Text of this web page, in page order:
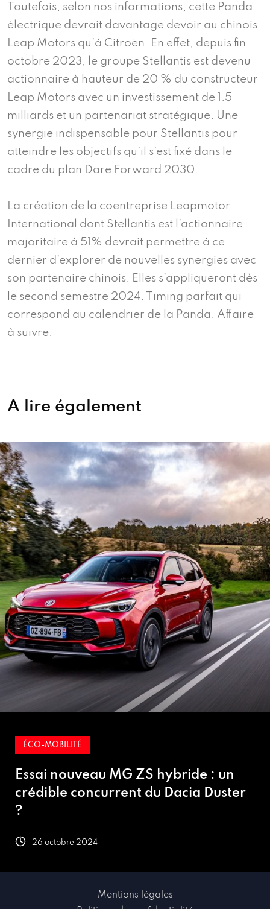
Toutefois, selon nos informations, cette Panda
électrique devrait davantage devoir au chinois
Leap Motors qu’à Citroën. En effet, depuis fin
octobre 2023, le groupe Stellantis est devenu
actionnaire à hauteur de 20 % du constructeur
Leap Motors avec un investissement de 1.5
milliards et un partenariat stratégique. Une
synergie indispensable pour Stellantis pour
atteindre les objectifs qu’il s’est fixé dans le
cadre du plan Dare Forward 2030.
La création de la coentreprise Leapmotor
International dont Stellantis est l’actionnaire
majoritaire à 51% devrait permettre à ce
dernier d’explorer de nouvelles synergies avec
son partenaire chinois. Elles s’appliqueront dès
le second semestre 2024. Timing parfait qui
correspond au calendrier de la Panda. Affaire
à suivre.
A lire également
ÉCO-MOBILITÉ
Essai nouveau MG ZS hybride : un
crédible concurrent du Dacia Duster
?
26 octobre 2024
Mentions légales